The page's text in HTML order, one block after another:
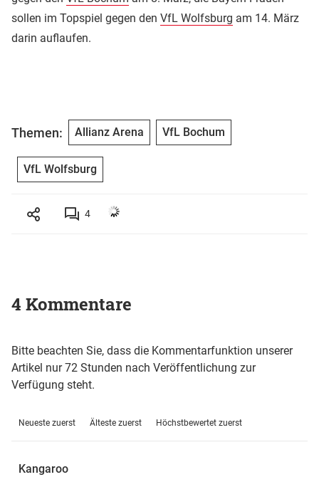
sollen im Topspiel gegen den VfL Wolfsburg am 14. März
darin auflaufen.
Themen: Allianz Arena VfL Bochum
VfL Wolfsburg
4
4 Kommentare
Bitte beachten Sie, dass die Kommentarfunktion unserer
Artikel nur 72 Stunden nach Veröffentlichung zur
Verfügung steht.
Neueste zuerst Älteste zuerst Höchstbewertet zuerst
Kangaroo